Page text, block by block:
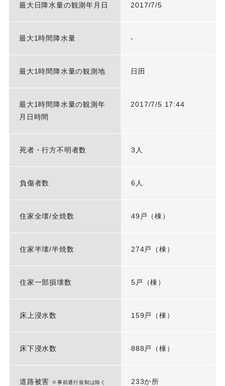
最大日降水量の観測年月日 2017/7/5
最大1時間降水量 -
最大1時間降水量の観測地 日田
最大1時間降水量の観測年
月日時間
2017/7/5 17:44
死者・行方不明者数 3人
負傷者数 6人
住家全壊/全焼数 49戸（棟）
住家半壊/半焼数 274戸（棟）
住家一部損壊数 5戸（棟）
床上浸水数 159戸（棟）
床下浸水数 888戸（棟）
道路被害 ※事前通行規制は除く 233か所